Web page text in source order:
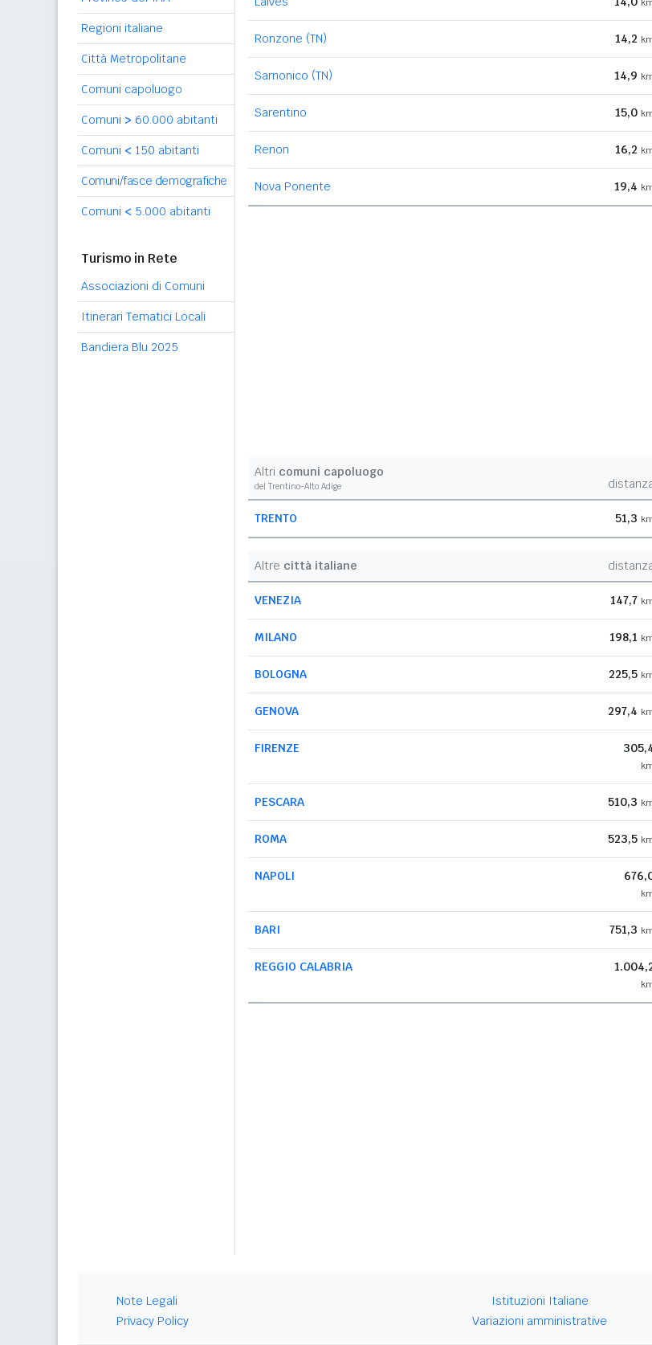
Regioni italiane
Città Metropolitane
Comuni capoluogo
Comuni > 60.000 abitanti
Comuni < 150 abitanti
Comuni/fasce demografiche
Comuni < 5.000 abitanti
Turismo in Rete
Associazioni di Comuni
Itinerari Tematici Locali
Bandiera Blu 2025
Ronzone (TN) 14,2
Sarnonico (TN) 14,9
Sarentino 15,0
Renon 16,2
Nova Ponente 19,4
Altri comuni capoluogo
del Trentino-Alto Adige
TRENTO 51,3
Altre città italiane
VENEZIA 147,7
MILANO 198,1
BOLOGNA 225,5
GENOVA 297,4
FIRENZE
PESCARA 510,3
ROMA 523,5
NAPOLI
BARI 751,3
REGGIO CALABRIA
Note Legali
Privacy Policy
Istituzioni Italiane
Variazioni amministrative